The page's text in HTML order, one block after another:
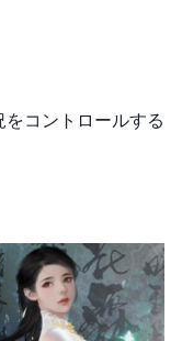
コントロールする